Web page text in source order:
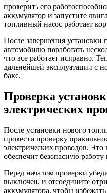
проверить его
аккумулятор и запустите
топливный насос работает
После завершения установки
автомобилю поработать
что все работает исправно.
дальнейшей эксплуатации с
баке.
Проверка
электрических
После установки нового
провести проверку
электрических проводов.
обеспечит безопасную
Перед началом проверки
выключен, и отсоедините
аккумулятора, чтобы